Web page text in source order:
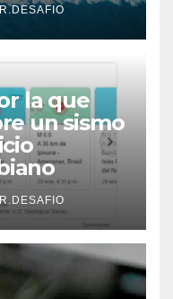
la que
un sismo